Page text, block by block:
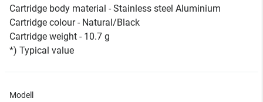
Cartridge body material - Stainless steel Aluminium
Cartridge colour - Natural/Black
Cartridge weight - 10.7 g
*) Typical value
Modell